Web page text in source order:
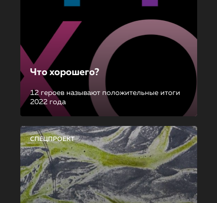
Что хорошего?
12 героев называют положительные итоги
2022 года
СПЕЦПРОЕКТ